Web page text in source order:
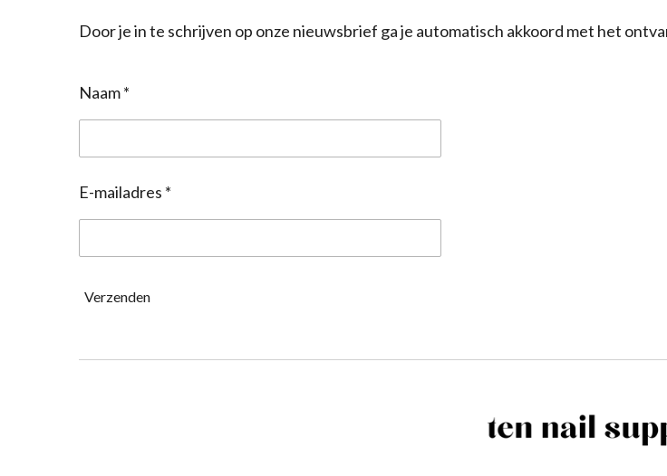
Door je in te schrijven op onze nieuwsbrief ga je automatisch akkoord met het
Naam *
E-mailadres *
Verzenden